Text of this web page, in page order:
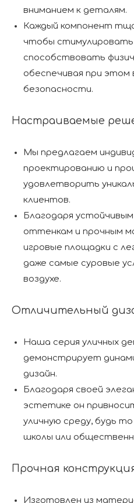
вниманием к деталям.
Каждый компонент
чтобы стимулировать
способствовать
обеспечивая при
безопасности.
Настраиваемые
Мы предлагаем
проектированию и
удовлетворить
клиентов.
Благодаря
оттенкам и прочным
игровые площадки с
даже самые суровые
воздухе.
Отличительный
Наша серия уличных
демонстрирует
дизайн.
Благодаря своей
эстетике он
уличную среду, будь
школы или
Прочная
Изготовлен из